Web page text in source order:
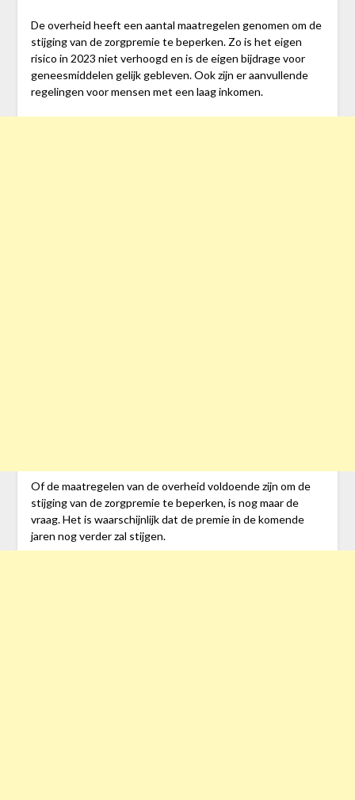
De overheid heeft een aantal maatregelen genomen om de
stijging van de zorgpremie te beperken. Zo is het eigen
risico in 2023 niet verhoogd en is de eigen bijdrage voor
geneesmiddelen gelijk gebleven. Ook zijn er aanvullende
regelingen voor mensen met een laag inkomen.
Of de maatregelen van de overheid voldoende zijn om de
stijging van de zorgpremie te beperken, is nog maar de
vraag. Het is waarschijnlijk dat de premie in de komende
jaren nog verder zal stijgen.